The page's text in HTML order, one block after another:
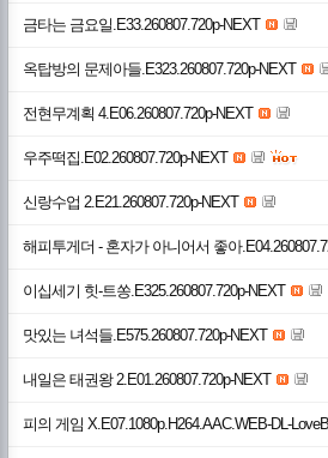
금타는 금요일.E33.260807.720p-NEXT
옥탑방의 문제아들.E323.260807.720p-NEXT
전현무계획 4.E06.260807.720p-NEXT
우주떡집.E02.260807.720p-NEXT
신랑수업 2.E21.260807.720p-NEXT
해피투게더 - 혼자가 아니어서 좋아
이십세기 힛-트쏭.E325.260807.720p-NEXT
맛있는 녀석들.E575.260807.720p-NEXT
내일은 태권왕 2.E01.260807.720p-NEXT
피의 게임 X.E07.1080p.H264.AAC.WEB-DL-